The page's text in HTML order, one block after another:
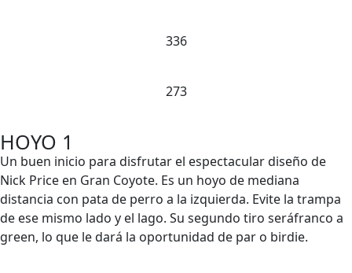
336
273
HOYO 1
Un buen inicio para disfrutar el espectacular diseño de
Nick Price en Gran Coyote. Es un hoyo de mediana
distancia con pata de perro a la izquierda. Evite la trampa
de ese mismo lado y el lago. Su segundo tiro seráfranco a
green, lo que le dará la oportunidad de par o birdie.